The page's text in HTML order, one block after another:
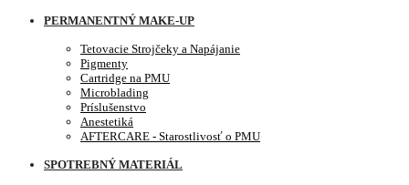
PERMANENTNÝ MAKE-UP
Tetovacie Strojčeky a Napájanie
Pigmenty
Cartridge na PMU
Microblading
Príslušenstvo
Anestetiká
AFTERCARE - Starostlivosť o PMU
SPOTREBNÝ MATERIÁL